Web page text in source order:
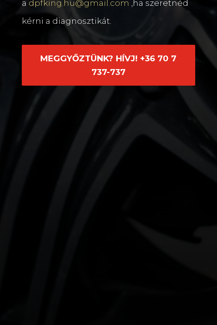
a dpfking.hu@gmail.com ,ha szeretnéd
kérni a diagnosztikát.
MEGGYŐZTÜNK? HÍVJ! +36 70 7
737-737